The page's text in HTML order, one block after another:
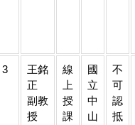
3
王銘
正
副教
授
線
上
授
課
國
立
中
山
不
可
認
抵